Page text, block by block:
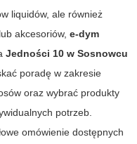
liquidów, ale również
akcesoriów, e-dym
Jedności 10 w Sosnowcu
poradę w zakresie
oraz wybrać produkty
potrzeb.
omówienie dostępnych